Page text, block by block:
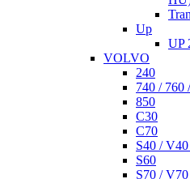
Up
UP
VOLVO
240
740 / 760
850
C30
C70
S40 /
S60
S70 /